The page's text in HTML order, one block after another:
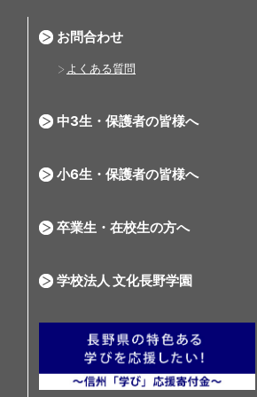
お問合わせ
よくある質問
中3生・保護者の皆様へ
小6生・保護者の皆様へ
卒業生・在校生の方へ
学校法人 文化長野学園